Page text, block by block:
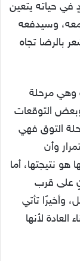
في حياته يتعين
وسيدفعه
بالرضا تجاه
وهي مرحلة
التوقعات
التوق فهي
وأن
هو نتيجتها، أما
على قرب
وأخيرًا تأتي
لأنها